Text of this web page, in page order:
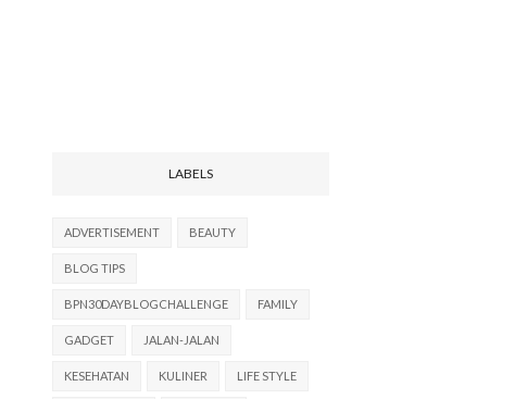
LABELS
ADVERTISEMENT BEAUTY
BLOG TIPS
BPN30DAYBLOGCHALLENGE FAMILY
GADGET JALAN-JALAN
KESEHATAN KULINER LIFE STYLE